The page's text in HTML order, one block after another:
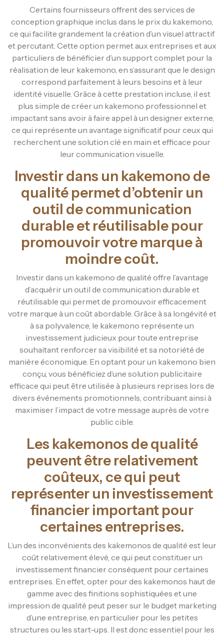
Certains fournisseurs offrent des services de
conception graphique inclus dans le prix du kakemono,
ce qui facilite grandement la création d’un visuel attractif
et percutant. Cette option permet aux entreprises et aux
particuliers de bénéficier d’un support complet pour la
réalisation de leur kakemono, en s’assurant que le design
correspond parfaitement à leurs besoins et à leur
identité visuelle. Grâce à cette prestation incluse, il est
plus simple de créer un kakemono professionnel et
impactant sans avoir à faire appel à un designer externe,
ce qui représente un avantage significatif pour ceux qui
recherchent une solution clé en main et efficace pour
leur communication visuelle.
Investir dans un kakemono de
qualité permet d’obtenir un
outil de communication
durable et réutilisable pour
promouvoir votre marque à
moindre coût.
Investir dans un kakemono de qualité offre l’avantage
d’acquérir un outil de communication durable et
réutilisable qui permet de promouvoir efficacement
votre marque à un coût abordable. Grâce à sa longévité et
à sa polyvalence, le kakemono représente un
investissement judicieux pour toute entreprise
souhaitant renforcer sa visibilité et sa notoriété de
manière économique. En optant pour un kakemono bien
conçu, vous bénéficiez d’une solution publicitaire
efficace qui peut être utilisée à plusieurs reprises lors de
divers événements promotionnels, contribuant ainsi à
maximiser l’impact de votre message auprès de votre
public cible.
Les kakemonos de qualité
peuvent être relativement
coûteux, ce qui peut
représenter un investissement
financier important pour
certaines entreprises.
L’un des inconvénients des kakemonos de qualité est leur
coût relativement élevé, ce qui peut constituer un
investissement financier conséquent pour certaines
entreprises. En effet, opter pour des kakemonos haut de
gamme avec des finitions sophistiquées et une
impression de qualité peut peser sur le budget marketing
d’une entreprise, en particulier pour les petites
structures ou les start-ups. Il est donc essentiel pour les